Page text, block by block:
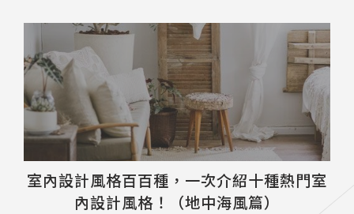
室內設計風格百百種，一次介紹十種熱門室
內設計風格！（地中海風篇）